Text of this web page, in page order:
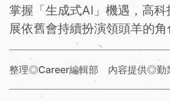
掌握「生成式AI」機遇，高
展依舊會持續扮演領頭羊的角
整理◎Career編輯部 內容提供◎勤